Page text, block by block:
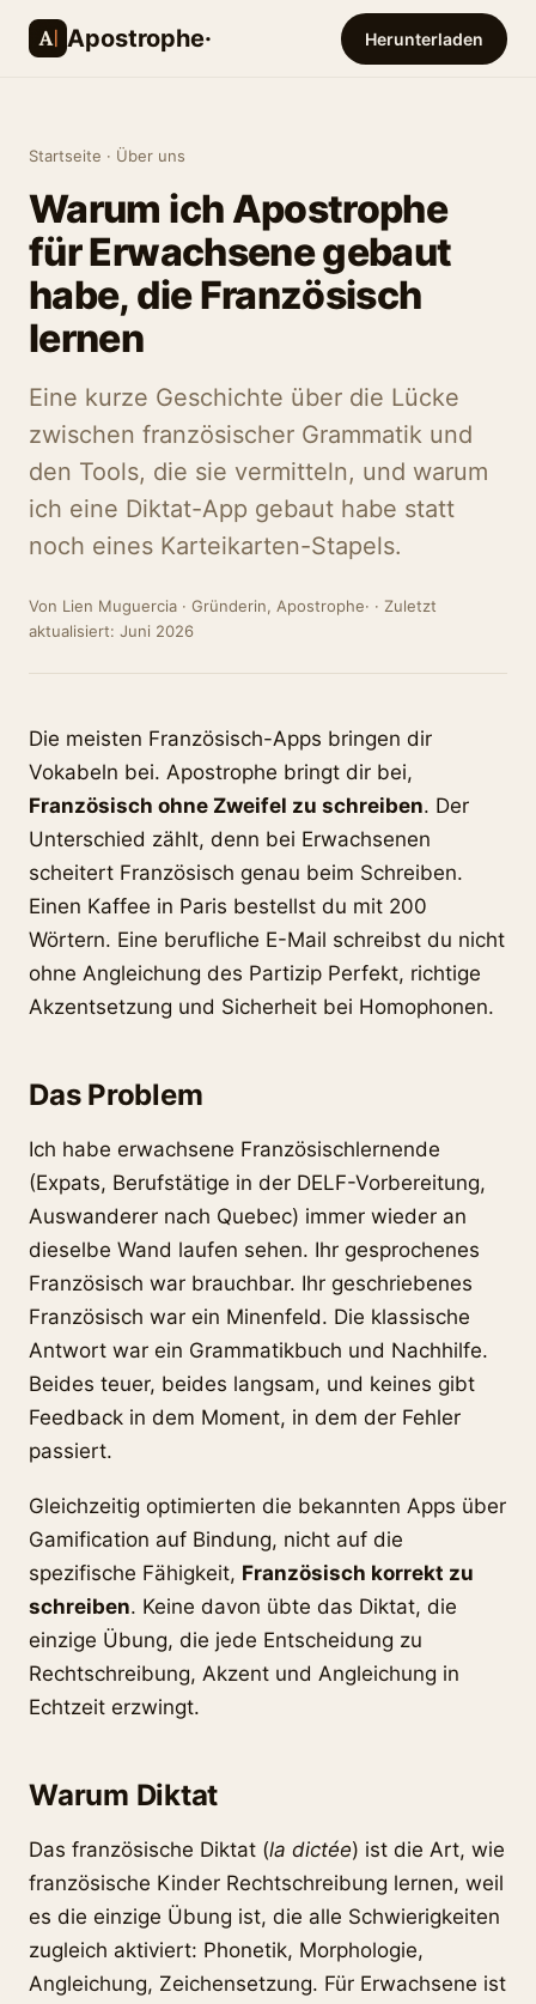
Apostrophe· Herunterladen
Startseite · Über uns
Warum ich Apostrophe
für Erwachsene gebaut
habe, die Französisch
lernen
Eine kurze Geschichte über die Lücke
zwischen französischer Grammatik und
den Tools, die sie vermitteln, und warum
ich eine Diktat-App gebaut habe statt
noch eines Karteikarten-Stapels.
Von Lien Muguercia · Gründerin, Apostrophe· · Zuletzt
aktualisiert: Juni 2026
Die meisten Französisch-Apps bringen dir
Vokabeln bei. Apostrophe bringt dir bei,
Französisch ohne Zweifel zu schreiben. Der
Unterschied zählt, denn bei Erwachsenen
scheitert Französisch genau beim Schreiben.
Einen Kaffee in Paris bestellst du mit 200
Wörtern. Eine berufliche E-Mail schreibst du nicht
ohne Angleichung des Partizip Perfekt, richtige
Akzentsetzung und Sicherheit bei Homophonen.
Das Problem
Ich habe erwachsene Französischlernende
(Expats, Berufstätige in der DELF-Vorbereitung,
Auswanderer nach Quebec) immer wieder an
dieselbe Wand laufen sehen. Ihr gesprochenes
Französisch war brauchbar. Ihr geschriebenes
Französisch war ein Minenfeld. Die klassische
Antwort war ein Grammatikbuch und Nachhilfe.
Beides teuer, beides langsam, und keines gibt
Feedback in dem Moment, in dem der Fehler
passiert.
Gleichzeitig optimierten die bekannten Apps über
Gamification auf Bindung, nicht auf die
spezifische Fähigkeit, Französisch korrekt zu
schreiben. Keine davon übte das Diktat, die
einzige Übung, die jede Entscheidung zu
Rechtschreibung, Akzent und Angleichung in
Echtzeit erzwingt.
Warum Diktat
Das französische Diktat (la dictée) ist die Art, wie
französische Kinder Rechtschreibung lernen, weil
es die einzige Übung ist, die alle Schwierigkeiten
zugleich aktiviert: Phonetik, Morphologie,
Angleichung, Zeichensetzung. Für Erwachsene ist